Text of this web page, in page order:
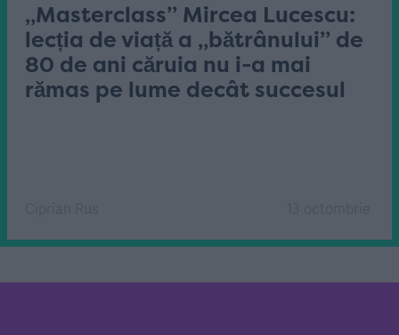
„Masterclass” Mircea Lucescu:
lecția de viață a „bătrânului” de
80 de ani căruia nu i-a mai
rămas pe lume decât succesul